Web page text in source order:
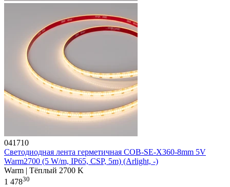
041710
Светодиодная лента герметичная COB-SE-X360-8mm 5V
Warm2700 (5 W/m, IP65, CSP, 5m) (Arlight, -)
Warm | Тёплый 2700 K
1 47830